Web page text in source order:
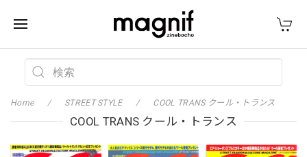
Home STREET STYLE COOL TRANS クール・トランス
COOL TRANS クール・トランス